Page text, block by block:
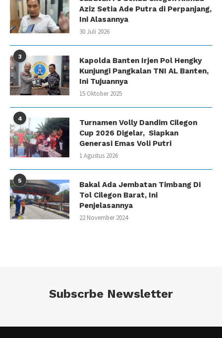
Aziz Setia Ade Putra di Perpanjang,
Ini Alasannya
30 Juli 2026
3
Kapolda Banten Irjen Pol Hengky
Kunjungi Pangkalan TNI AL Banten,
Ini Tujuannya
15 Oktober 2025
4
Turnamen Volly Dandim Cilegon
Cup 2026 Digelar, Siapkan
Generasi Emas Voli Putri
1 Agustus 2026
5
Bakal Ada Jembatan Timbang Di
Tol Cilegon Barat, Ini
Penjelasannya
22 November 2024
Subscrbe Newsletter